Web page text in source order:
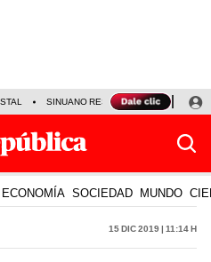
SINUANO RESULTADOS HOY
ECONOMÍA SOCIEDAD MUNDO
15 Dic 2019 | 11:14 h